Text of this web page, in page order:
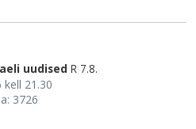
uudised R 7.8.
kell 21.30
3726